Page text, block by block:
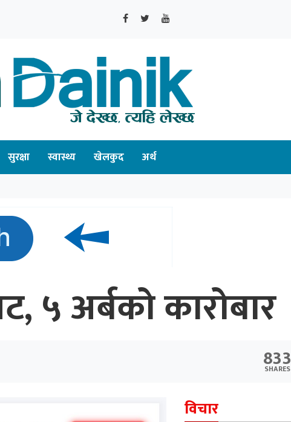
सुरक्षा स्वास्थ्य खेलकुद अर्थ
५ अर्बको कारोबार
833
SHARES
विचार